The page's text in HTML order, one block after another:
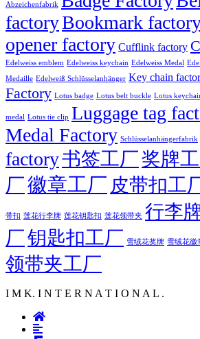
Abzeichenfabrik
factoryBookmark
opener factory Cufflink factory
Edelweiss emblem Edelweiss keychain Edelweiss Medal
Medaille Edelweiß Schlüsselanhänger Key chain
Factory Lotus badge Lotus belt buckle Lotus
medal Lotus tie clip Luggage tag
Medal Factory Schlüsselanhängerfabrik
factory书签工厂奖牌
厂徽章工厂 皮带扣工
带扣 莲花行李牌 莲花钥匙扣 莲花领带夹 行李
厂钥匙扣工厂 雪绒花奖牌 雪绒花徽
领带夹工厂
I M K. I N T E R N A T I O N A L .